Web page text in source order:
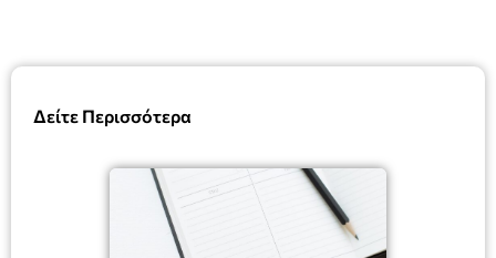
Δείτε Περισσότερα